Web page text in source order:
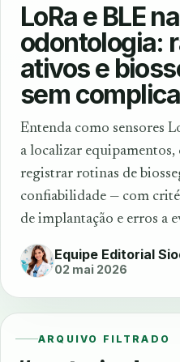
LoRa e BLE na
odontologia:
ativos e
sem
Entenda como sensores
a localizar
registrar rotinas de
confiabilidade — com
de implantação e erros a
Equipe Editorial
02 mai 2026
ARQUIVO FILTRADO